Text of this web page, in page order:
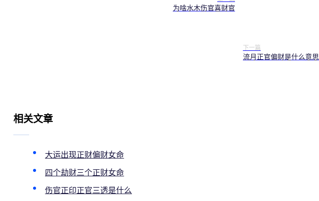
为啥水木伤官喜财官
下一篇
流月正官偏财是什么意思
相关文章
大运出现正财偏财女命
四个劫财三个正财女命
伤官正印正官三透是什么